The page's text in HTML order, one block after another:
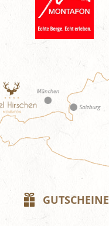
GUTSCHEINE